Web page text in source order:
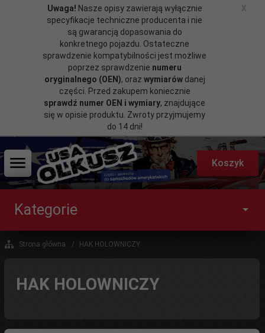
Uwaga! Nasze opisy zawierają wyłącznie
specyfikacje techniczne producenta i nie
są gwarancją dopasowania do
konkretnego pojazdu. Ostateczne
sprawdzenie kompatybilności jest możliwe
poprzez sprawdzenie numeru
oryginalnego (OEN), oraz wymiarówdanej
części. Przed zakupem koniecznie
sprawdź numer OEN i wymiary, znajdujące
się w opisie produktu. Zwroty przyjmujemy
do 14 dni!
Koszyk
Kategorie
Strona główna HAK HOLOWNICZY
HAK HOLOWNICZY